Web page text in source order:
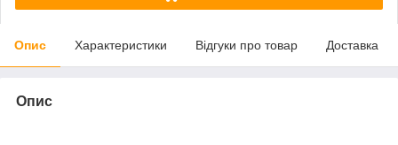
Опис Характеристики Відгуки про товар Доставка
Опис